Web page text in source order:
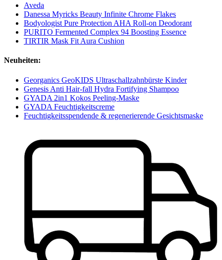
Aveda
Danessa Myricks Beauty Infinite Chrome Flakes
Bodyologist Pure Protection AHA Roll-on Deodorant
PURITO Fermented Complex 94 Boosting Essence
TIRTIR Mask Fit Aura Cushion
Neuheiten:
Georganics GeoKIDS Ultraschallzahnbürste Kinder
Genesis Anti Hair-fall Hydra Fortifying Shampoo
GYADA 2in1 Kokos Peeling-Maske
GYADA Feuchtigkeitscreme
Feuchtigkeitsspendende & regenerierende Gesichtsmaske